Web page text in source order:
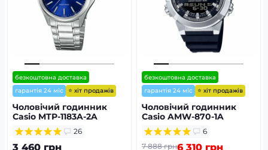
безкоштовна доставка
гарантія 24 міс
⭐ хіт продажів
Чоловічий годинник
Casio MTP-1183A-2A
26
3 460 грн
безкоштовна доставка
гарантія 24 міс
⭐ хіт продажів
Чоловічий годинник
Casio AMW-870-1A
6
7 888 грн6 310 грн